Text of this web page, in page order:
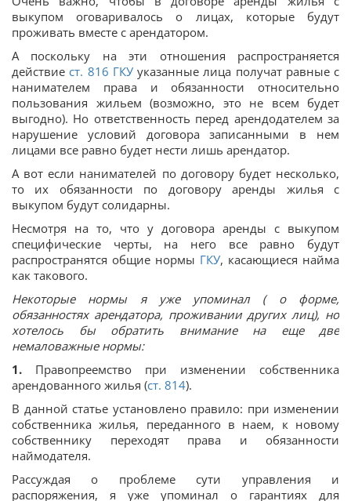
выкупом оговаривалось о лицах, которые будут
проживать вместе с арендатором.
А поскольку на эти отношения распространяется
действиест. 816 ГКУуказанные лица получат равные с
нанимателем права и обязанности относительно
пользования жильем (возможно, это не всем будет
выгодно). Но ответственность перед арендодателем за
нарушение условий договора записанными в нем
лицами все равно будет нести лишь арендатор.
А вот если нанимателей по договору будет несколько,
то их обязанности по договору аренды жилья с
выкупом будут солидарны.
Несмотря на то, что у договора аренды с выкупом
специфические черты, на него все равно будут
распространятся общие нормы ГКУ, касающиеся найма
как такового.
Некоторые нормы я уже упоминал ( о форме,
обязанностях арендатора, проживании других лиц), но
хотелось бы обратить внимание на еще две
немаловажные нормы:
1. Правопреемство при изменении собственника
арендованного жилья (ст. 814).
В данной статье установлено правило: при изменении
собственника жилья, переданного в наем, к новому
собственнику переходят права и обязанности
наймодателя.
Рассуждая о проблеме сути управления и
распоряжения, я уже упоминал о гарантиях для